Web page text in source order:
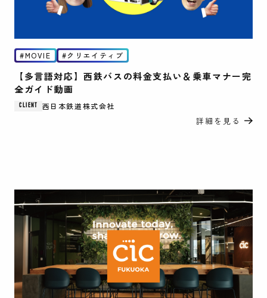
MOVIE クリエイティブ
【多言語対応】西鉄バスの料金支払い＆乗車マナー完
全ガイド動画
CLIENT 西日本鉄道株式会社
詳細を見る